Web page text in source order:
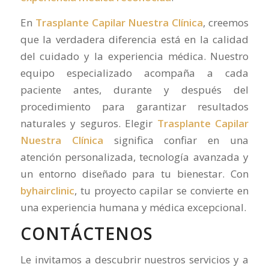
En Trasplante Capilar Nuestra Clínica, creemos
que la verdadera diferencia está en la calidad
del cuidado y la experiencia médica. Nuestro
equipo especializado acompaña a cada
paciente antes, durante y después del
procedimiento para garantizar resultados
naturales y seguros. Elegir Trasplante Capilar
Nuestra Clínica significa confiar en una
atención personalizada, tecnología avanzada y
un entorno diseñado para tu bienestar. Con
byhairclinic, tu proyecto capilar se convierte en
una experiencia humana y médica excepcional.
CONTÁCTENOS
Le invitamos a descubrir nuestros servicios y a